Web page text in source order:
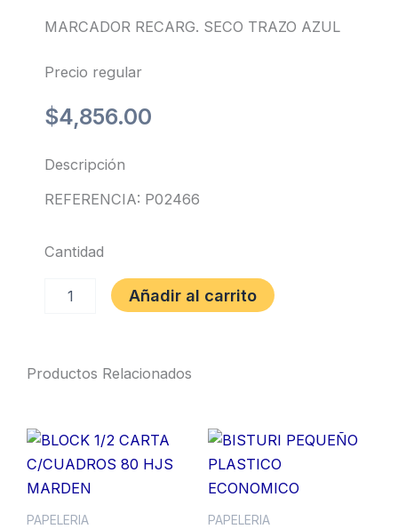
MARCADOR RECARG. SECO TRAZO AZUL
Precio regular
$4,856.00
Descripción
REFERENCIA: P02466
Cantidad
MARCADOR
RECARG.
cantidad
Añadir al carrito
Productos Relacionados
PAPELERIA PAPELERIA